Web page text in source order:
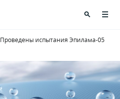
Проведены испытания Эпилама-05